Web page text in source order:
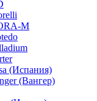
M
(Испания)
(Вангер)